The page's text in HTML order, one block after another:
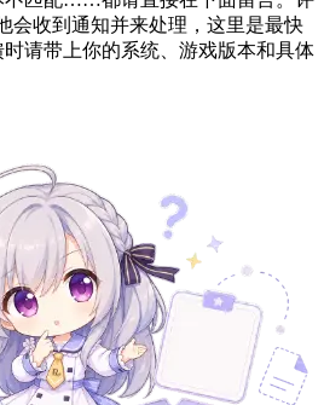
会收到通知并来处理，这里是最快
请带上你的系统、游戏版本和具体